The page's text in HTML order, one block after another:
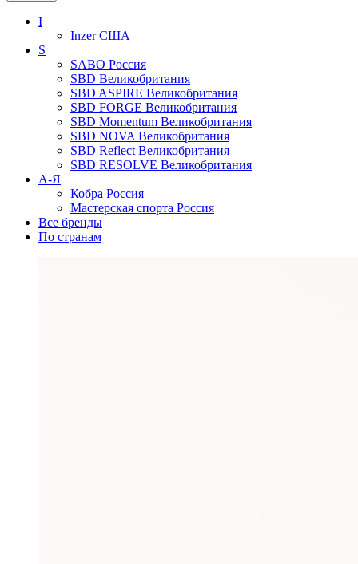
I
InzerСША
S
SABO Россия
SBD Великобритания
SBD ASPIRE Великобритания
SBD FORGE Великобритания
SBD Momentum Великобритания
SBD NOVA Великобритания
SBD Reflect Великобритания
SBD RESOLVE Великобритания
А-Я
Кобра Россия
Мастерская спорта Россия
Все бренды
По странам